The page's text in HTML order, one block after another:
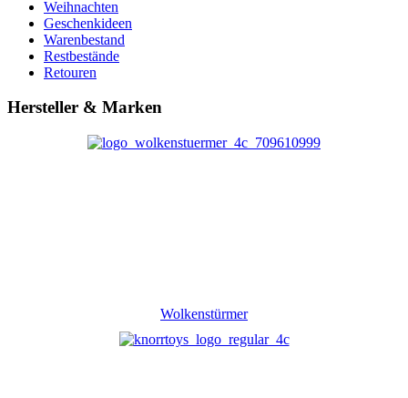
Weihnachten
Geschenkideen
Warenbestand
Restbestände
Retouren
Hersteller & Marken
Wolkenstürmer